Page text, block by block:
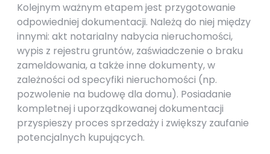
Kolejnym ważnym etapem jest przygotowanie
odpowiedniej dokumentacji. Należą do niej między
innymi: akt notarialny nabycia nieruchomości,
wypis z rejestru gruntów, zaświadczenie o braku
zameldowania, a także inne dokumenty, w
zależności od specyfiki nieruchomości (np.
pozwolenie na budowę dla domu). Posiadanie
kompletnej i uporządkowanej dokumentacji
przyspieszy proces sprzedaży i zwiększy zaufanie
potencjalnych kupujących.